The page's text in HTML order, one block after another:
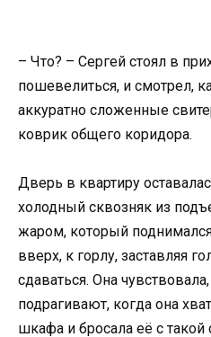
– Что? – Сергей стоял в
пошевелиться, и смотрел,
аккуратно сложенные
коврик общего коридора.
Дверь в квартиру
холодный сквозняк из
жаром, который
вверх, к горлу, заставляя
сдаваться. Она
подрагивают, когда она
шкафа и бросала её с такой